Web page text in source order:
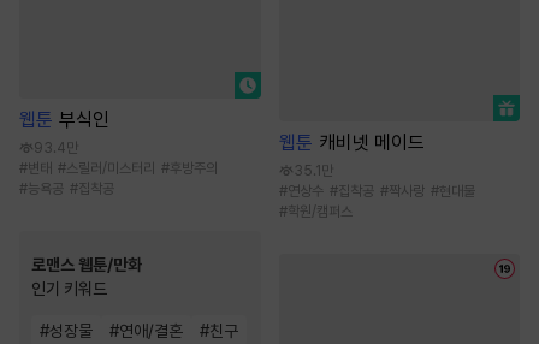
웹툰 부식인
93.4만
#변태 #스릴러/미스터리 #후방주의
#능욕공 #집착공
로맨스 웹툰/만화
인기 키워드
#성장물 #연애/결혼 #친구
웹툰 캐비넷 메이드
35.1만
#연상수 #집착공 #짝사랑 #현대물
#학원/캠퍼스